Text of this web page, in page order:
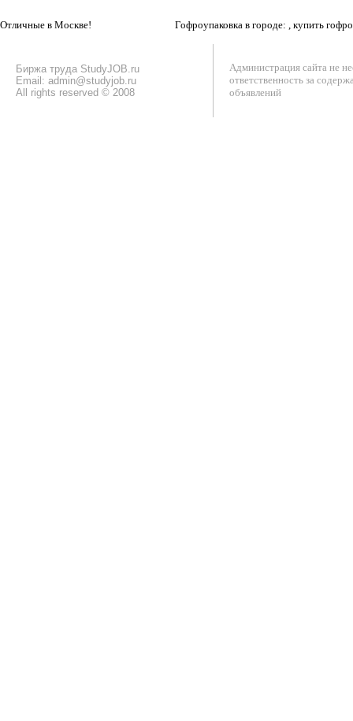
Отличные в Москве! Гофроупаковка в городе: , купить
Биржа труда StudyJOB.ru
Email: admin@studyjob.ru
All rights reserved © 2008
Администрация сайта не
ответственность за
объявлений